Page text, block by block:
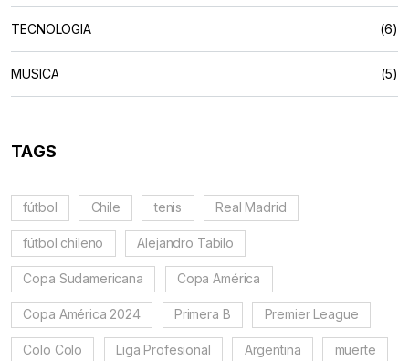
TECNOLOGIA (6)
MUSICA (5)
TAGS
fútbol Chile tenis Real Madrid
fútbol chileno Alejandro Tabilo
Copa Sudamericana Copa América
Copa América 2024 Primera B Premier League
Colo Colo Liga Profesional Argentina muerte